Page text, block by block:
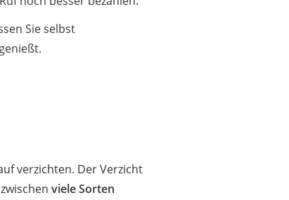
Sie selbst
verzichten. Der Verzicht
viele Sorten